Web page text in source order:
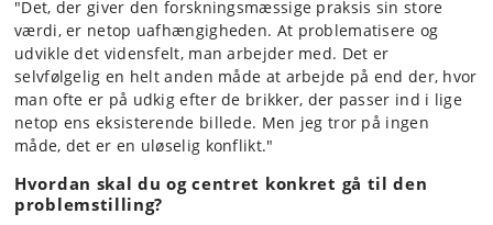
"Det, der giver den forskningsmæssige praksis sin store
værdi, er netop uafhængigheden. At problematisere og
udvikle det vidensfelt, man arbejder med. Det er
selvfølgelig en helt anden måde at arbejde på end der, hvor
man ofte er på udkig efter de brikker, der passer ind i lige
netop ens eksisterende billede. Men jeg tror på ingen
måde, det er en uløselig konflikt."
Hvordan skal du og centret konkret gå til den
problemstilling?